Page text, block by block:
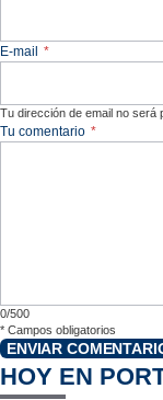
E-mail *
Tu dirección de email no será
Tu comentario *
0/500
* Campos obligatorios
ENVIAR
HOY EN